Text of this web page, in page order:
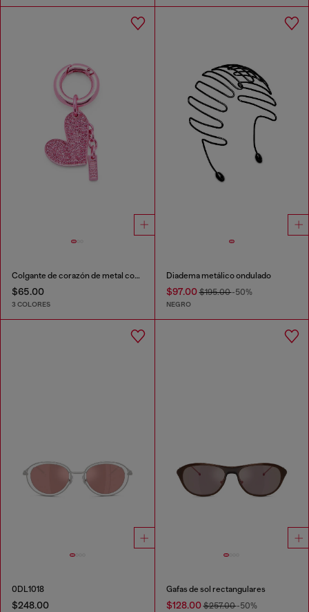
Colgante de corazón de metal con pedrería
$65.00
3 COLORES
Diadema metálico ondulado
$97.00$195.00-50%
NEGRO
0DL1018
$248.00
Gafas de sol rectangulares
$128.00$257.00-50%